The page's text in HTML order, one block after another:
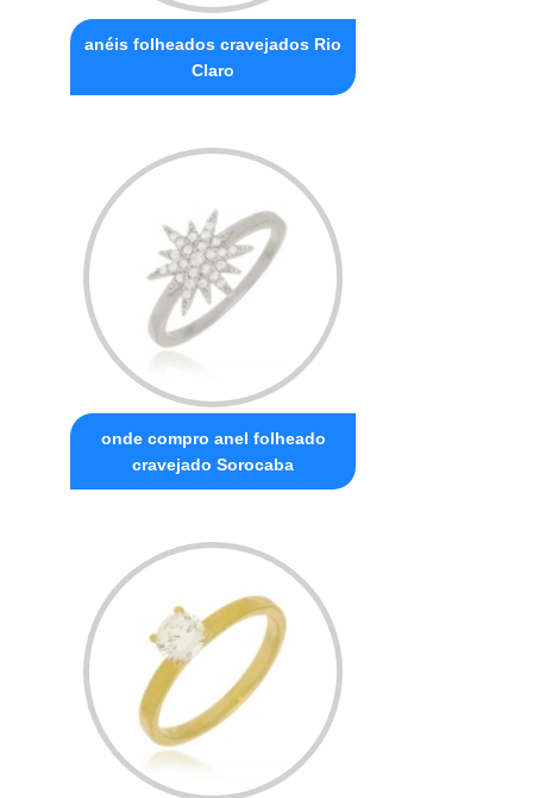
anéis folheados cravejados Rio
Claro
onde compro anel folheado
cravejado Sorocaba